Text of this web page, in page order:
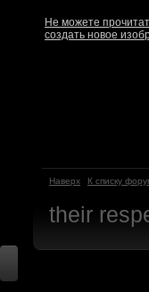
Не можете
создать новое
Наверх К списку
their